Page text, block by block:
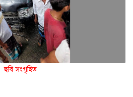
ছবি সংগৃহিত